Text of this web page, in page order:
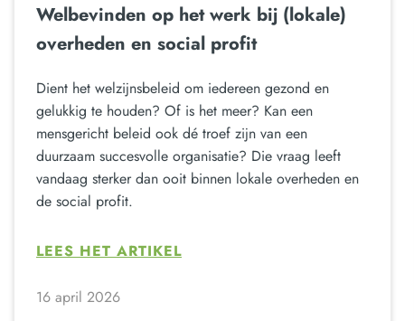
Welbevinden op het werk bij (lokale)
overheden en social profit
Dient het welzijnsbeleid om iedereen gezond en
gelukkig te houden? Of is het meer? Kan een
mensgericht beleid ook dé troef zijn van een
duurzaam succesvolle organisatie? Die vraag leeft
vandaag sterker dan ooit binnen lokale overheden en
de social profit.
LEES HET ARTIKEL
16 april 2026